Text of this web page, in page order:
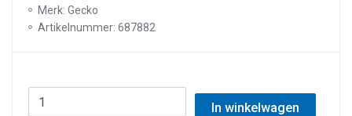
Merk: Gecko
Artikelnummer: 687882
In winkelwagen